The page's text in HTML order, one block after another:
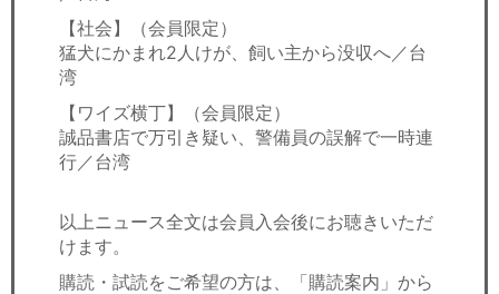
【社会】（会員限定）
猛犬にかまれ2人けが、飼い主から没収へ／台
湾
【ワイズ横丁】（会員限定）
誠品書店で万引き疑い、警備員の誤解で一時連
行／台湾
以上ニュース全文は会員入会後にお聴きいただ
けます。
購読・試読をご希望の方は、「購読案内」から